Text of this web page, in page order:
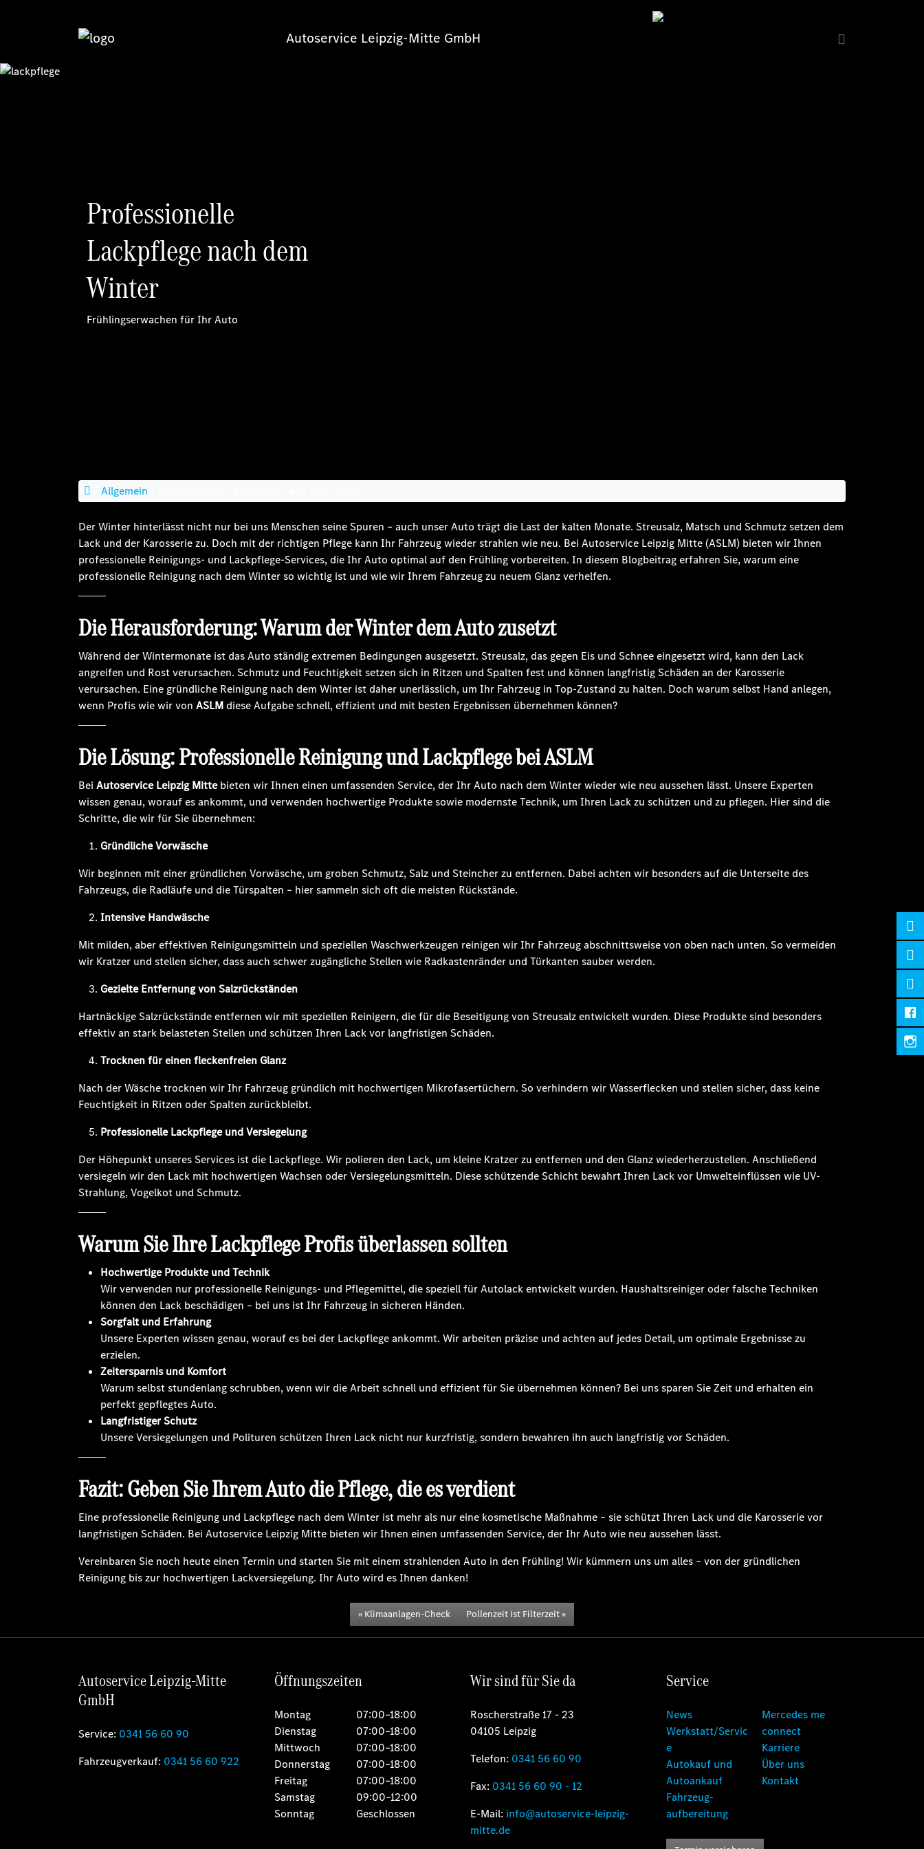
Autoservice Leipzig-Mitte GmbH
Professionelle
Lackpflege nach dem
Winter
Frühlingserwachen für Ihr Auto
Allgemein
Der Winter hinterlässt nicht nur bei uns Menschen seine Spuren – auch unser Auto trägt die Last der kalten Monate. Streusalz, Matsch und Schmutz setzen dem
Lack und der Karosserie zu. Doch mit der richtigen Pflege kann Ihr Fahrzeug wieder strahlen wie neu. Bei Autoservice Leipzig Mitte (ASLM) bieten wir Ihnen
professionelle Reinigungs- und Lackpflege-Services, die Ihr Auto optimal auf den Frühling vorbereiten. In diesem Blogbeitrag erfahren Sie, warum eine
professionelle Reinigung nach dem Winter so wichtig ist und wie wir Ihrem Fahrzeug zu neuem Glanz verhelfen.
Die Herausforderung: Warum der Winter dem Auto zusetzt
Während der Wintermonate ist das Auto ständig extremen Bedingungen ausgesetzt. Streusalz, das gegen Eis und Schnee eingesetzt wird, kann den Lack
angreifen und Rost verursachen. Schmutz und Feuchtigkeit setzen sich in Ritzen und Spalten fest und können langfristig Schäden an der Karosserie
verursachen. Eine gründliche Reinigung nach dem Winter ist daher unerlässlich, um Ihr Fahrzeug in Top-Zustand zu halten. Doch warum selbst Hand anlegen,
wenn Profis wie wir von ASLMdiese Aufgabe schnell, effizient und mit besten Ergebnissen übernehmen können?
Die Lösung: Professionelle Reinigung und Lackpflege bei ASLM
Bei Autoservice Leipzig Mittebieten wir Ihnen einen umfassenden Service, der Ihr Auto nach dem Winter wieder wie neu aussehen lässt. Unsere Experten
wissen genau, worauf es ankommt, und verwenden hochwertige Produkte sowie modernste Technik, um Ihren Lack zu schützen und zu pflegen. Hier sind die
Schritte, die wir für Sie übernehmen:
Gründliche Vorwäsche
Wir beginnen mit einer gründlichen Vorwäsche, um groben Schmutz, Salz und Steincher zu entfernen. Dabei achten wir besonders auf die Unterseite des
Fahrzeugs, die Radläufe und die Türspalten – hier sammeln sich oft die meisten Rückstände.
Intensive Handwäsche
Mit milden, aber effektiven Reinigungsmitteln und speziellen Waschwerkzeugen reinigen wir Ihr Fahrzeug abschnittsweise von oben nach unten. So vermeiden
wir Kratzer und stellen sicher, dass auch schwer zugängliche Stellen wie Radkastenränder und Türkanten sauber werden.
Gezielte Entfernung von Salzrückständen
Hartnäckige Salzrückstände entfernen wir mit speziellen Reinigern, die für die Beseitigung von Streusalz entwickelt wurden. Diese Produkte sind besonders
effektiv an stark belasteten Stellen und schützen Ihren Lack vor langfristigen Schäden.
Trocknen für einen fleckenfreien Glanz
Nach der Wäsche trocknen wir Ihr Fahrzeug gründlich mit hochwertigen Mikrofasertüchern. So verhindern wir Wasserflecken und stellen sicher, dass keine
Feuchtigkeit in Ritzen oder Spalten zurückbleibt.
Professionelle Lackpflege und Versiegelung
Der Höhepunkt unseres Services ist die Lackpflege. Wir polieren den Lack, um kleine Kratzer zu entfernen und den Glanz wiederherzustellen. Anschließend
versiegeln wir den Lack mit hochwertigen Wachsen oder Versiegelungsmitteln. Diese schützende Schicht bewahrt Ihren Lack vor Umwelteinflüssen wie UV-
Strahlung, Vogelkot und Schmutz.
Warum Sie Ihre Lackpflege Profis überlassen sollten
Hochwertige Produkte und Technik
Wir verwenden nur professionelle Reinigungs- und Pflegemittel, die speziell für Autolack entwickelt wurden. Haushaltsreiniger oder falsche Techniken
können den Lack beschädigen – bei uns ist Ihr Fahrzeug in sicheren Händen.
Sorgfalt und Erfahrung
Unsere Experten wissen genau, worauf es bei der Lackpflege ankommt. Wir arbeiten präzise und achten auf jedes Detail, um optimale Ergebnisse zu
erzielen.
Zeitersparnis und Komfort
Warum selbst stundenlang schrubben, wenn wir die Arbeit schnell und effizient für Sie übernehmen können? Bei uns sparen Sie Zeit und erhalten ein
perfekt gepflegtes Auto.
Langfristiger Schutz
Unsere Versiegelungen und Polituren schützen Ihren Lack nicht nur kurzfristig, sondern bewahren ihn auch langfristig vor Schäden.
Fazit: Geben Sie Ihrem Auto die Pflege, die es verdient
Eine professionelle Reinigung und Lackpflege nach dem Winter ist mehr als nur eine kosmetische Maßnahme – sie schützt Ihren Lack und die Karosserie vor
langfristigen Schäden. Bei Autoservice Leipzig Mitte bieten wir Ihnen einen umfassenden Service, der Ihr Auto wie neu aussehen lässt.
Vereinbaren Sie noch heute einen Termin und starten Sie mit einem strahlenden Auto in den Frühling! Wir kümmern uns um alles – von der gründlichen
Reinigung bis zur hochwertigen Lackversiegelung. Ihr Auto wird es Ihnen danken!
Klimaanlagen-Check Pollenzeit ist Filterzeit
Autoservice Leipzig-Mitte
GmbH
Service: 0341 56 60 90
Fahrzeugverkauf: 0341 56 60 922
Öffnungszeiten
Montag
07:00–18:00
Dienstag
07:00–18:00
Mittwoch
07:00–18:00
Donnerstag
07:00–18:00
Freitag
07:00–18:00
Samstag
09:00–12:00
Sonntag
Geschlossen
Wir sind für Sie da
Roscherstraße 17 - 23
04105 Leipzig
Telefon: 0341 56 60 90
Fax: 0341 56 60 90 - 12
E-Mail: info@autoservice-leipzig-
mitte.de
Service
News
Werkstatt/Servic
e
Autokauf und
Autoankauf
Fahrzeug-
aufbereitung
Mercedes me
connect
Karriere
Über uns
Kontakt